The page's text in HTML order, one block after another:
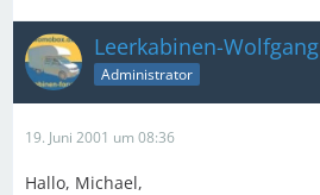
Leerkabinen-Wolfgang
Administrator
19. Juni 2001 um 08:36
Hallo, Michael,